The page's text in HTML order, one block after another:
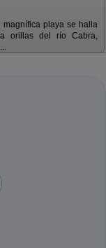
playa se halla
orillas del río Cabra,